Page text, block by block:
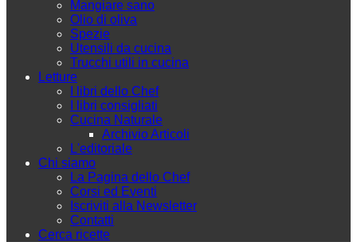
Mangiare sano
Olio di oliva
Spezie
Utensili da cucina
Trucchi utili in cucina
Letture
I libri dello Chef
I libri consigliati
Cucina Naturale
Archivio Articoli
L'editoriale
Chi siamo
La Pagina dello Chef
Corsi ed Eventi
Iscriviti alla Newsletter
Contatti
Cerca ricette